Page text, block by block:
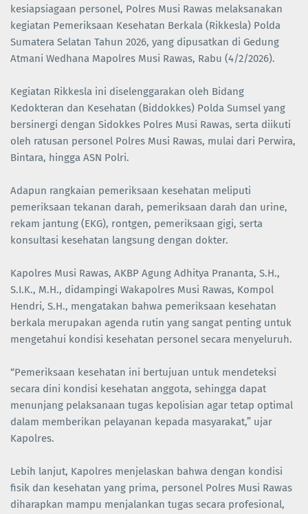
kesiapsiagaan personel, Polres Musi Rawas melaksanakan
kegiatan Pemeriksaan Kesehatan Berkala (Rikkesla) Polda
Sumatera Selatan Tahun 2026, yang dipusatkan di Gedung
Atmani Wedhana Mapolres Musi Rawas, Rabu (4/2/2026).
Kegiatan Rikkesla ini diselenggarakan oleh Bidang
Kedokteran dan Kesehatan (Biddokkes) Polda Sumsel yang
bersinergi dengan Sidokkes Polres Musi Rawas, serta diikuti
oleh ratusan personel Polres Musi Rawas, mulai dari Perwira,
Bintara, hingga ASN Polri.
Adapun rangkaian pemeriksaan kesehatan meliputi
pemeriksaan tekanan darah, pemeriksaan darah dan urine,
rekam jantung (EKG), rontgen, pemeriksaan gigi, serta
konsultasi kesehatan langsung dengan dokter.
Kapolres Musi Rawas, AKBP Agung Adhitya Prananta, S.H.,
S.I.K., M.H., didampingi Wakapolres Musi Rawas, Kompol
Hendri, S.H., mengatakan bahwa pemeriksaan kesehatan
berkala merupakan agenda rutin yang sangat penting untuk
mengetahui kondisi kesehatan personel secara menyeluruh.
“Pemeriksaan kesehatan ini bertujuan untuk mendeteksi
secara dini kondisi kesehatan anggota, sehingga dapat
menunjang pelaksanaan tugas kepolisian agar tetap optimal
dalam memberikan pelayanan kepada masyarakat,” ujar
Kapolres.
Lebih lanjut, Kapolres menjelaskan bahwa dengan kondisi
fisik dan kesehatan yang prima, personel Polres Musi Rawas
diharapkan mampu menjalankan tugas secara profesional,